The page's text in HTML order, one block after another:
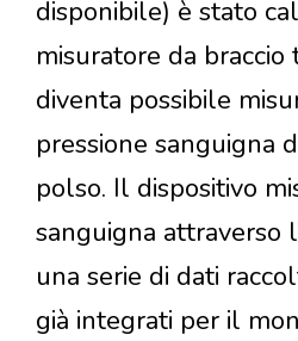
disponibile) è stato
misuratore da braccio
diventa possibile
pressione sanguigna
polso. Il dispositivo
sanguigna attraverso
una serie di dati
già integrati per il